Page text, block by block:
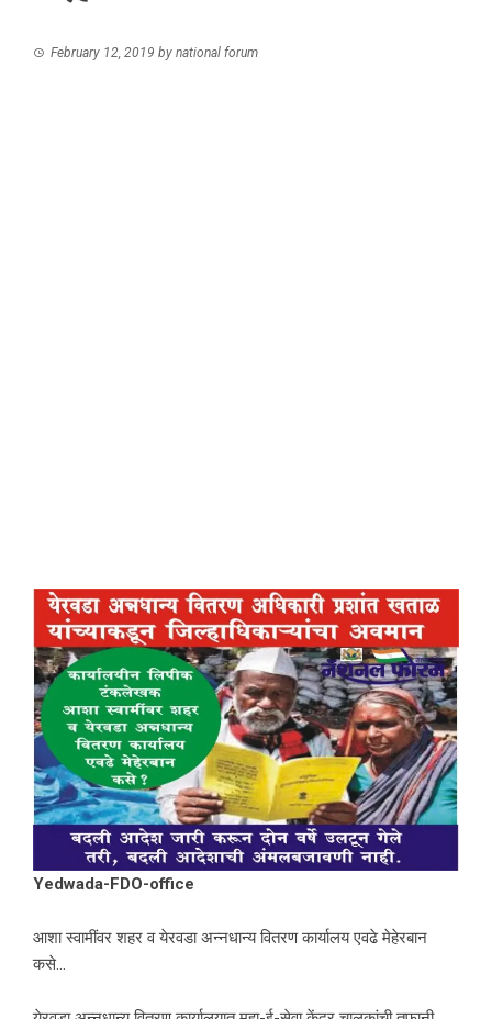
February 12, 2019 by national forum
Yedwada-FDO-office
आशा स्वामींवर शहर व येरवडा अन्नधान्य वितरण कार्यालय एवढे मेहेरबान
कसे…